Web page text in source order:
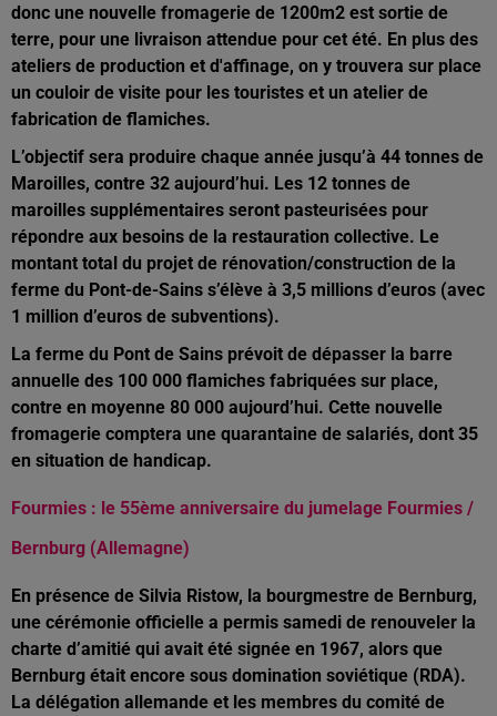
donc une nouvelle fromagerie de 1200m2 est sortie de
terre, pour une livraison attendue pour cet été. En plus des
ateliers de production et d'affinage, on y trouvera sur place
un couloir de visite pour les touristes et un atelier de
fabrication de flamiches.
L’objectif sera produire chaque année jusqu’à 44 tonnes de
Maroilles, contre 32 aujourd’hui. Les 12 tonnes de
maroilles supplémentaires seront pasteurisées pour
répondre aux besoins de la restauration collective. Le
montant total du projet de rénovation/construction de la
ferme du Pont-de-Sains s’élève à 3,5 millions d’euros (avec
1 million d’euros de subventions).
La ferme du Pont de Sains prévoit de dépasser la barre
annuelle des 100 000 flamiches fabriquées sur place,
contre en moyenne 80 000 aujourd’hui. Cette nouvelle
fromagerie comptera une quarantaine de salariés, dont 35
en situation de handicap.
Fourmies : le 55ème anniversaire du jumelage Fourmies /
Bernburg (Allemagne)
En présence de Silvia Ristow, la bourgmestre de Bernburg,
une cérémonie officielle a permis samedi de renouveler la
charte d’amitié qui avait été signée en 1967, alors que
Bernburg était encore sous domination soviétique (RDA).
La délégation allemande et les membres du comité de